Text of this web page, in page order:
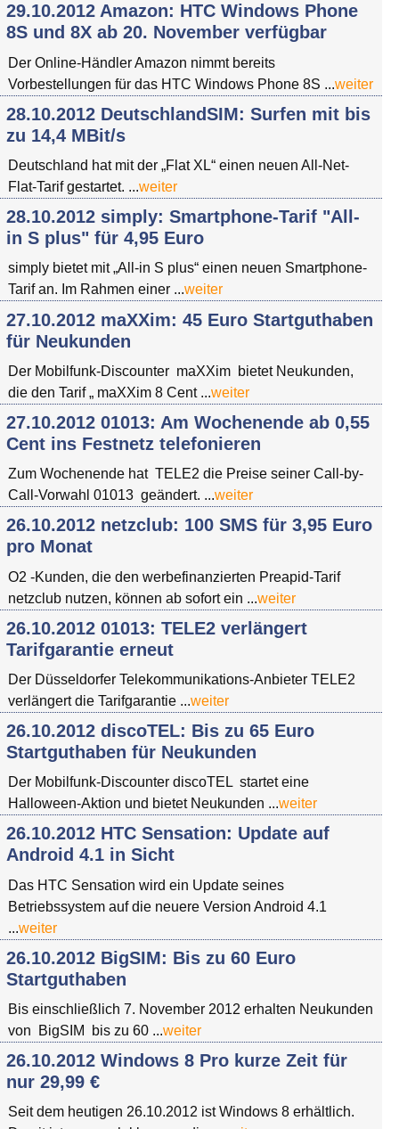
29.10.2012 Amazon: HTC Windows Phone
8S und 8X ab 20. November verfügbar
Der Online-Händler Amazon nimmt bereits
Vorbestellungen für das HTC Windows Phone 8S ...weiter
28.10.2012 DeutschlandSIM: Surfen mit bis
zu 14,4 MBit/s
Deutschland hat mit der „Flat XL“ einen neuen All-Net-
Flat-Tarif gestartet. ...weiter
28.10.2012 simply: Smartphone-Tarif "All-
in S plus" für 4,95 Euro
simply bietet mit „All-in S plus“ einen neuen Smartphone-
Tarif an. Im Rahmen einer ...weiter
27.10.2012 maXXim: 45 Euro Startguthaben
für Neukunden
Der Mobilfunk-Discounter maXXim bietet Neukunden,
die den Tarif „ maXXim 8 Cent ...weiter
27.10.2012 01013: Am Wochenende ab 0,55
Cent ins Festnetz telefonieren
Zum Wochenende hat TELE2 die Preise seiner Call-by-
Call-Vorwahl 01013 geändert. ...weiter
26.10.2012 netzclub: 100 SMS für 3,95 Euro
pro Monat
O2 -Kunden, die den werbefinanzierten Preapid-Tarif
netzclub nutzen, können ab sofort ein ...weiter
26.10.2012 01013: TELE2 verlängert
Tarifgarantie erneut
Der Düsseldorfer Telekommunikations-Anbieter TELE2
verlängert die Tarifgarantie ...weiter
26.10.2012 discoTEL: Bis zu 65 Euro
Startguthaben für Neukunden
Der Mobilfunk-Discounter discoTEL startet eine
Halloween-Aktion und bietet Neukunden ...weiter
26.10.2012 HTC Sensation: Update auf
Android 4.1 in Sicht
Das HTC Sensation wird ein Update seines
Betriebssystem auf die neuere Version Android 4.1
...weiter
26.10.2012 BigSIM: Bis zu 60 Euro
Startguthaben
Bis einschließlich 7. November 2012 erhalten Neukunden
von BigSIM bis zu 60 ...weiter
26.10.2012 Windows 8 Pro kurze Zeit für
nur 29,99 €
Seit dem heutigen 26.10.2012 ist Windows 8 erhältlich.